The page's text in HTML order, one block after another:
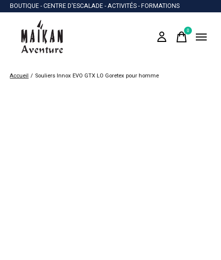
BOUTIQUE - CENTRE D'ESCALADE - ACTIVITÉS - FORMATIONS
0items
Accueil / Souliers Innox EVO GTX LO Goretex pour homme